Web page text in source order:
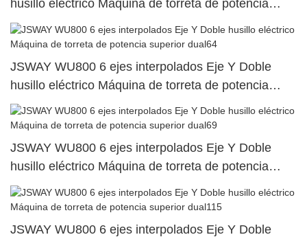
husillo eléctrico Máquina de torreta de potencia
superior dual123
JSWAY WU800 6 ejes interpolados Eje Y Doble
husillo eléctrico Máquina de torreta de potencia
superior dual64
JSWAY WU800 6 ejes interpolados Eje Y Doble
husillo eléctrico Máquina de torreta de potencia
superior dual69
JSWAY WU800 6 ejes interpolados Eje Y Doble